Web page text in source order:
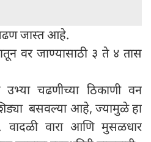
जास्त आहे.
वर जाण्यासाठी ३ ते ४ तास
चढणीच्या ठिकाणी वन
बसवल्या आहे, ज्यामुळे हा
वादळी वारा आणि मुसळधार